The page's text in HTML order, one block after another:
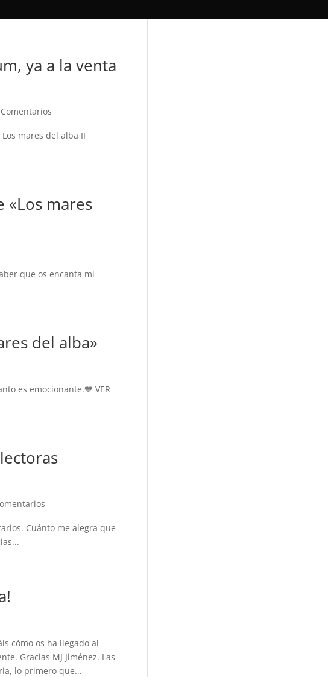
ya a la venta
mares del alba II
mares
que os encanta mi
del alba»
es emocionante.💙 VER
Cuánto me alegra que
cómo os ha llegado al
Gracias MJ Jiménez. Las
lo primero que...